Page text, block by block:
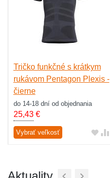
Tričko funkčné s krátkym
rukávom Pentagon Plexis -
čierne
do 14-18 dní od objednania
25,43€
Vybrať veľkosť